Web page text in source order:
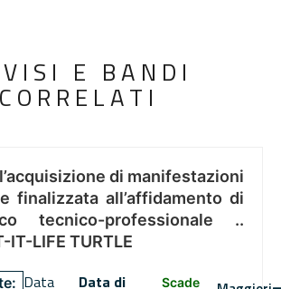
E BANDI
CORRELATI
di manifestazioni
finalizzata all’affidamento di
tecnico-professionale ..
IT-LIFE TURTLE
Data Data di Scade